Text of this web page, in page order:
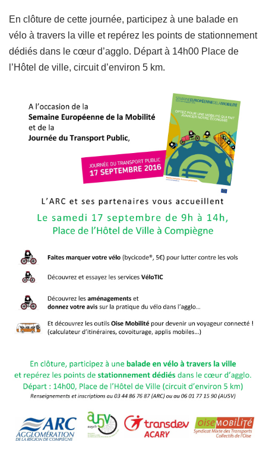
En clôture de cette journée, participez à une balade en
vélo à travers la ville et repérez les points de stationnement
dédiés dans le cœur d’agglo. Départ à 14h00 Place de
l’Hôtel de ville, circuit d’environ 5 km.